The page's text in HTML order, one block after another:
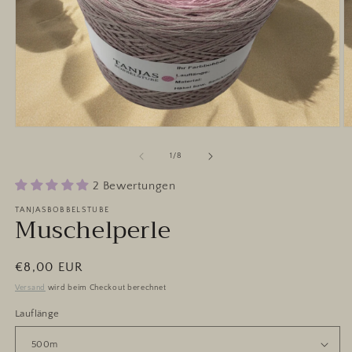
öffnen
1/von
8
2 Bewertungen
TANJASBOBBELSTUBE
Muschelperle
Normaler
Preis
€8,00 EUR
Versand wird beim Checkout berechnet
Lauflänge